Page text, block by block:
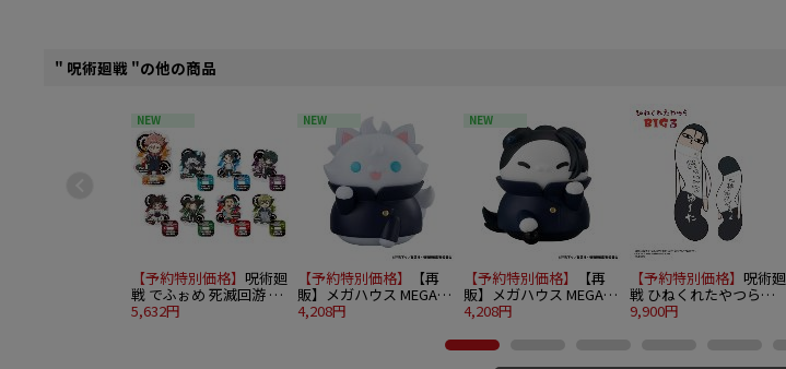
" 呪術廻戦 "の他の商品
NEW
【予約特別価格】 呪術廻
戦 でふぉめ 死滅回游 ト
レーディングアクリルス
5,632円
NEW
【予約特別価格】 【再
販】メガハウス MEGA
CAT PROJECT 呪術廻戦
大きな呪術ニャンコ 1.五
4,208円
NEW
【予約特別価格】 【再
販】メガハウス MEGA
CAT PROJECT 呪術廻戦
大きな呪術ニャンコ 2.夏
4,208円
【予約特別価格】 呪術廻
戦 ひねくれたやつら
BIG3 乙骨 憂太
9,900円